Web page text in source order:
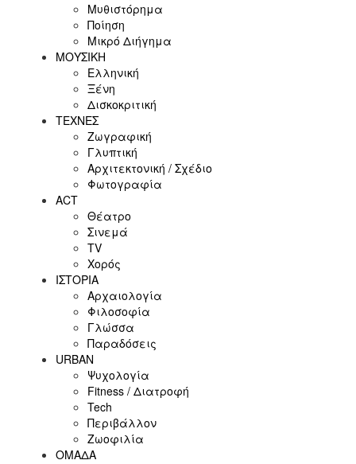
Μυθιστόρημα
Ποίηση
Μικρό Διήγημα
ΜΟΥΣΙΚΗ
Ελληνική
Ξένη
Δισκοκριτική
ΤΕΧΝΕΣ
Ζωγραφική
Γλυπτική
Αρχιτεκτονική / Σχέδιο
Φωτογραφία
ACT
Θέατρο
Σινεμά
ΤV
Χορός
ΙΣΤΟΡΙΑ
Αρχαιολογία
Φιλοσοφία
Γλώσσα
Παραδόσεις
URBAN
Ψυχολογία
Fitness / Διατροφή
Tech
Περιβάλλον
Ζωοφιλία
ΟΜΑΔΑ